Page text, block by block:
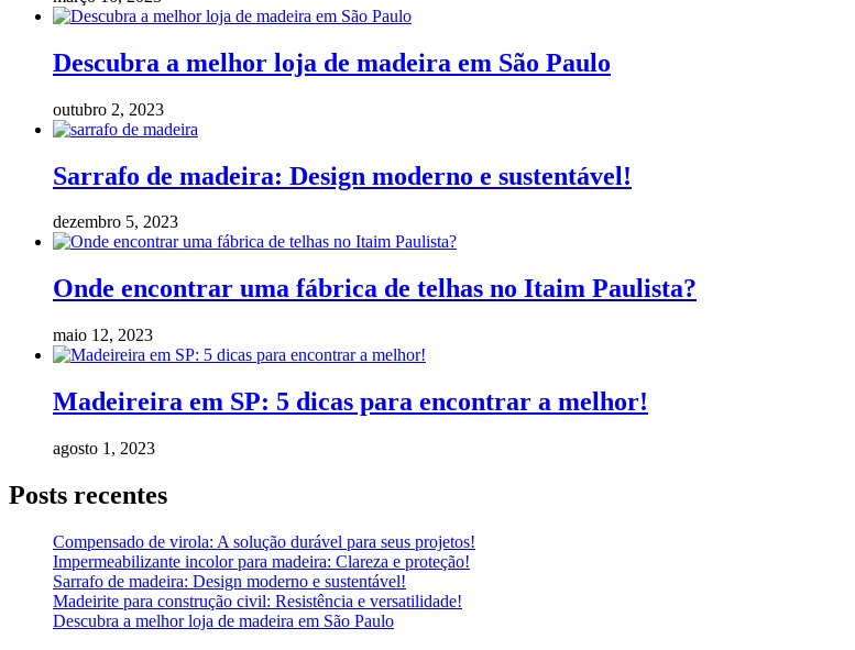
Descubra a melhor loja de madeira em São Paulo
outubro 2, 2023
Sarrafo de madeira: Design moderno e sustentável!
dezembro 5, 2023
Onde encontrar uma fábrica de telhas no Itaim Paulista?
maio 12, 2023
Madeireira em SP: 5 dicas para encontrar a melhor!
agosto 1, 2023
Posts recentes
Compensado de virola: A solução durável para seus projetos!
Impermeabilizante incolor para madeira: Clareza e proteção!
Sarrafo de madeira: Design moderno e sustentável!
Madeirite para construção civil: Resistência e versatilidade!
Descubra a melhor loja de madeira em São Paulo